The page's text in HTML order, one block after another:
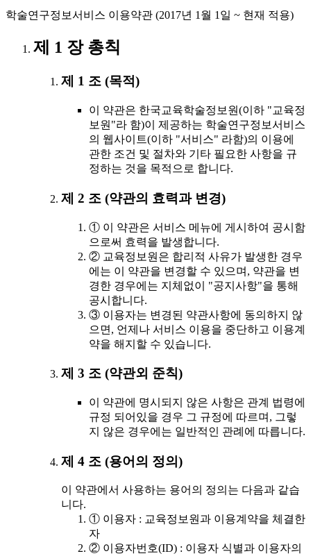
학술연구정보서비스 이용약관 (2017년 1월 1일 ~ 현재 적용)
제 1 장 총칙
제 1 조 (목적)
이 약관은 한국교육학술정보원(이하 "교육정
보원"라 함)이 제공하는 학술연구정보서비스
의 웹사이트(이하 "서비스" 라함)의 이용에
관한 조건 및 절차와 기타 필요한 사항을 규
정하는 것을 목적으로 합니다.
제 2 조 (약관의 효력과 변경)
① 이 약관은 서비스 메뉴에 게시하여 공시함
으로써 효력을 발생합니다.
② 교육정보원은 합리적 사유가 발생한 경우
에는 이 약관을 변경할 수 있으며, 약관을 변
경한 경우에는 지체없이 "공지사항"을 통해
공시합니다.
③ 이용자는 변경된 약관사항에 동의하지 않
으면, 언제나 서비스 이용을 중단하고 이용계
약을 해지할 수 있습니다.
제 3 조 (약관외 준칙)
이 약관에 명시되지 않은 사항은 관계 법령에
규정 되어있을 경우 그 규정에 따르며, 그렇
지 않은 경우에는 일반적인 관례에 따릅니다.
제 4 조 (용어의 정의)
이 약관에서 사용하는 용어의 정의는 다음과 같습
니다.
① 이용자 : 교육정보원과 이용계약을 체결한
자
② 이용자번호(ID) : 이용자 식별과 이용자의